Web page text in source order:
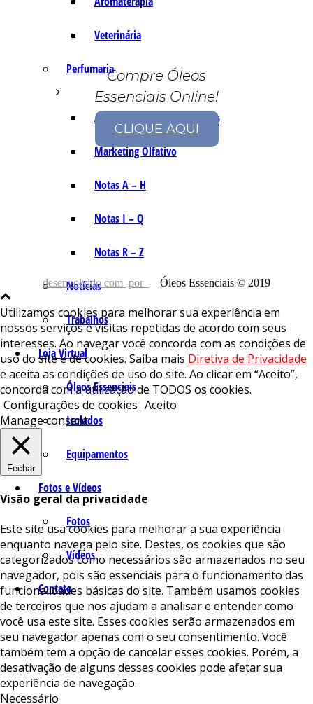
Veterinária
Perfumaria
As Notas e Famílias Olfativas
Marketing Olfativo
Notas A – H
Notas I – Q
Notas R – Z
Notícias
Trabalhos
Loja Virtual
Óleos Essenciais
Isolados
Equipamentos
Fotos e Vídeos
Fotos
Vídeos
Contato
Compre Óleos
Essenciais Online!
CLIQUE AQUI
desenvolvido com por Óleos Essenciais © 2019
Utilizamos cookies para melhorar sua experiência em
nossos serviços e visitas repetidas de acordo com seus
interesses. Ao navegar você concorda com as condições de
uso do site e de cookies. Saiba mais Diretiva de Privacidade
e aceita as condições de uso do site. Ao clicar em “Aceito”,
concorda com a utilização de TODOS os cookies.
Configurações de cookies Aceito
Manage consent
Fechar
Visão geral da privacidade
Este site usa cookies para melhorar a sua experiência
enquanto navega pelo site. Destes, os cookies que são
categorizados como necessários são armazenados no seu
navegador, pois são essenciais para o funcionamento das
funcionalidades básicas do site. Também usamos cookies
de terceiros que nos ajudam a analisar e entender como
você usa este site. Esses cookies serão armazenados em
seu navegador apenas com o seu consentimento. Você
também tem a opção de cancelar esses cookies. Porém, a
desativação de alguns desses cookies pode afetar sua
experiência de navegação.
Necessário